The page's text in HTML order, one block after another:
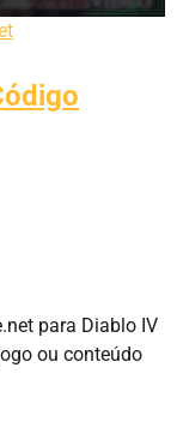
para Diablo IV
ou conteúdo